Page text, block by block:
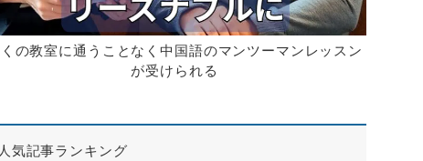
の教室に通うことなく中国語のマンツーマンレッスン
が受けられる
人気記事ランキング